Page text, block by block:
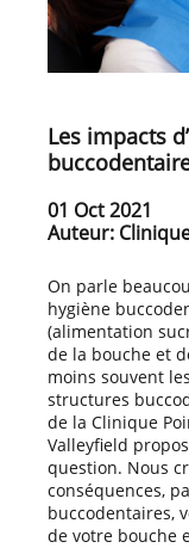
Les impacts
01 Oct 2021
Auteur:
On parle
hygiène
(alimentation
de la bouche et
moins souvent
structures
de la Clinique
Valleyfield
question. Nous
conséquences,
buccodentaires,
de votre bouche